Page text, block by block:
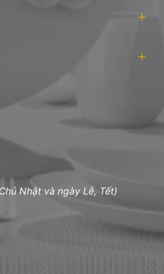
Nhật và ngày Lễ, Tết)